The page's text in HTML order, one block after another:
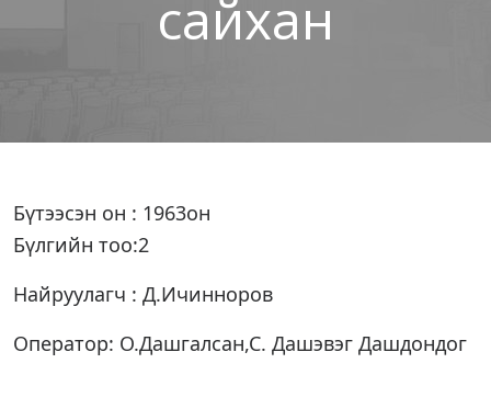
сайхан
Бүтээсэн он : 1963он
Бүлгийн тоо:2
Найруулагч : Д.Ичинноров
Оператор: О.Дашгалсан,С. Дашэвэг Дашдондог